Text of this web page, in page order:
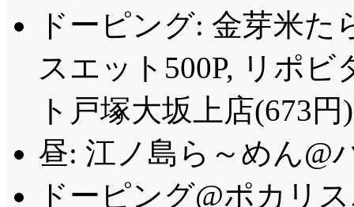
ドーピング: 金芽米
スエット500P, リポ
ト戸塚大坂上店(673円)
昼: 江ノ島ら～めん@
ドーピング@ポカリ